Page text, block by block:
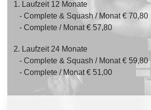
1. Laufzeit 12 Monate
- Complete & Squash / Monat € 70,80
- Complete / Monat € 57,80
2. Laufzeit 24 Monate
- Complete & Squash / Monat € 59,80
- Complete / Monat € 51,00